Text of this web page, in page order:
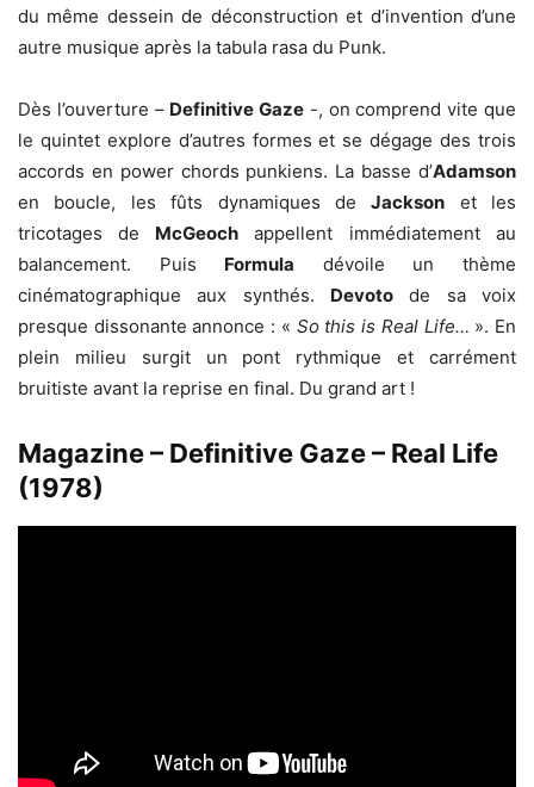
du même dessein de déconstruction et d’invention d’une
autre musique après la tabula rasa du Punk.
Dès l’ouverture – Definitive Gaze -, on comprend vite que
le quintet explore d’autres formes et se dégage des trois
accords en power chords punkiens. La basse d’Adamson
en boucle, les fûts dynamiques deJackson et les
tricotages de McGeochappellent immédiatement au
balancement. Puis Formula dévoile un thème
cinématographique aux synthés. Devoto de sa voix
presque dissonante annonce : « So this is Real Life… ». En
plein milieu surgit un pont rythmique et carrément
bruitiste avant la reprise en final. Du grand art !
Magazine – Definitive Gaze – Real Life
(1978)